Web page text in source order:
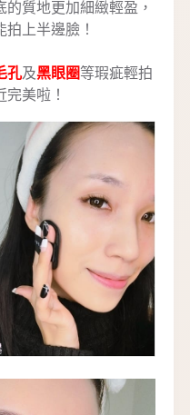
質地更加細緻輕盈，
上半邊臉！
孔及黑眼圈等瑕疵輕拍
美啦！